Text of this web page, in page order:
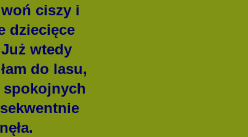
ciszy i
dziecięce
wtedy
do lasu,
spokojnych